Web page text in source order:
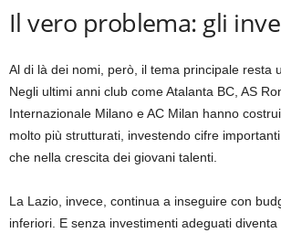
Il vero problema: gli
Al di là dei nomi, però, il tema principale resta
Negli ultimi anni club come Atalanta BC, AS
Internazionale Milano e AC Milan hanno
molto più strutturati, investendo cifre
che nella crescita dei giovani talenti.
La Lazio, invece, continua a inseguire con
inferiori. E senza investimenti adeguati